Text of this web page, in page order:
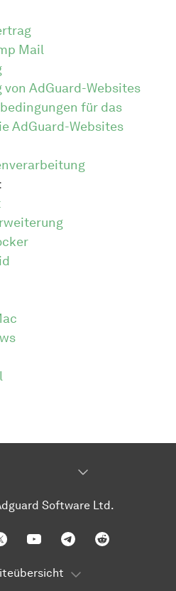
Mail
AdGuard-Websites
für das
AdGuard-Websites
Software Ltd.